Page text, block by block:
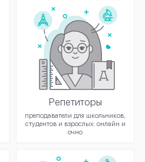
Репетиторы
преподаватели для школьников,
студентов и взрослых: онлайн и
очно